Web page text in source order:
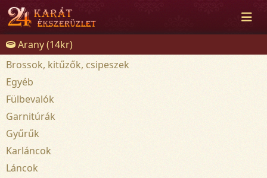
Arany (14kr)
Brossok, kitűzők, csipeszek
Egyéb
Fülbevalók
Garnitúrák
Gyűrűk
Karláncok
Láncok